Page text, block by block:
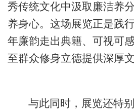
秀传统文化中汲取廉洁养
养身心。这场展览正是践
年廉韵走出典籍、可视可
至群众修身立德提供深厚文
与此同时，展览还特